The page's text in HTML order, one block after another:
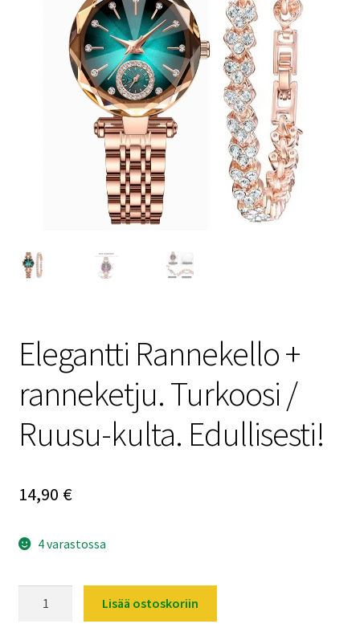
Elegantti Rannekello +
ranneketju. Turkoosi /
Ruusu-kulta. Edullisesti!
14,90 €
4 varastossa
Lisää ostoskoriin